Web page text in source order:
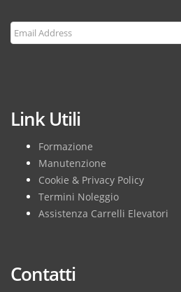
Link Utili
Formazione
Manutenzione
Cookie & Privacy Policy
Termini Noleggio
Assistenza Carrelli Elevatori
Contatti